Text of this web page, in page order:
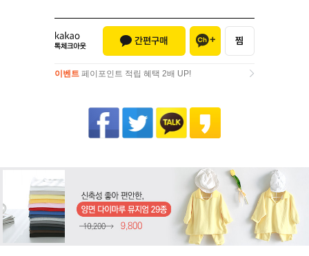
이벤트 페이포인트 적립 혜택 2배 UP!